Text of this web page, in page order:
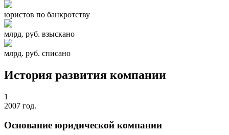
юристов по банкротству
млрд. руб. взыскано
млрд. руб. списано
История развития компании
1
2007 год.
Основание юридической компании